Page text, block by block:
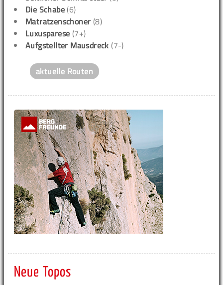
Die Schabe (6)
Matratzenschoner (8)
Luxusparese (7+)
Aufgstellter Mausdreck (7-)
aktuelle Routen
Neue Topos